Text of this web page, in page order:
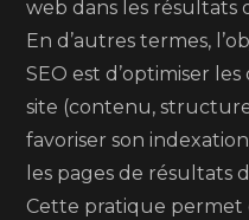
web dans les résultats
En d’autres termes,
SEO est d’optimiser
site (contenu,
favoriser son
les pages de résultats
Cette pratique permet